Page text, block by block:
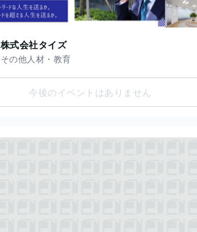
株式会社タイズ
その他人材・教育
今後のイベントはありません